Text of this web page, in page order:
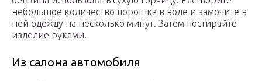
небольшое количество порошка в воде и замочите в
ней одежду на несколько минут. Затем постирайте
изделие руками.
Из салона автомобиля